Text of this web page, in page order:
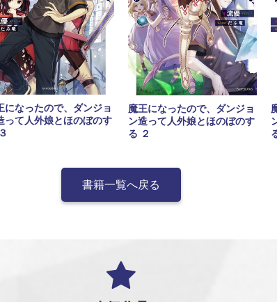
になったので、ダンジョ
って人外娘とほのぼのす
魔王になったので、ダンジョ
ン造って人外娘とほのぼのす
る ２
書籍一覧へ戻る